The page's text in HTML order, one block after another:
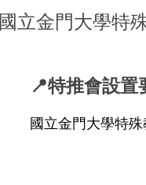
國立金門大學特
📍特推會設置
國立金門大學特